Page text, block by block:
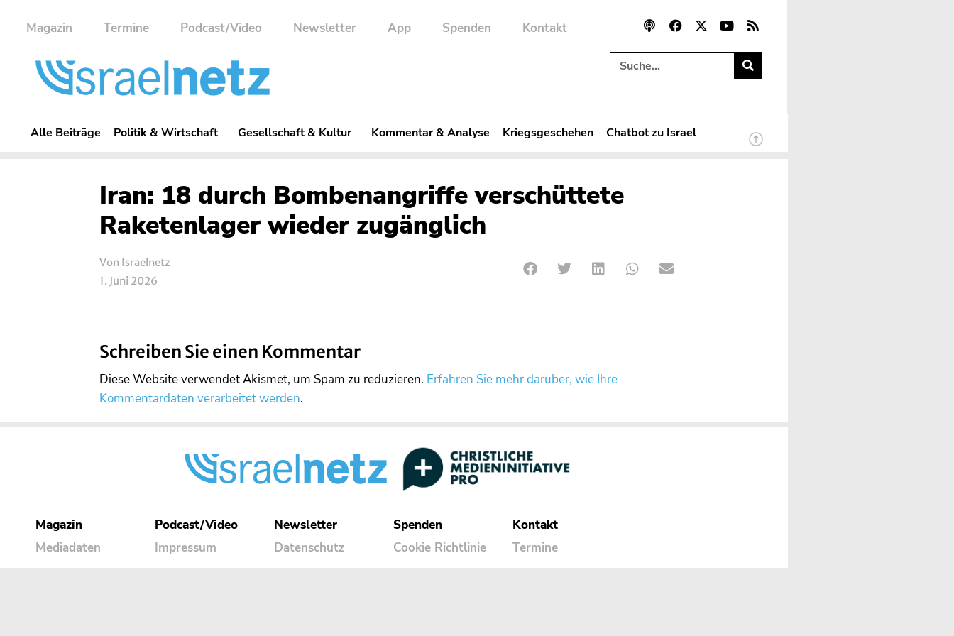
Magazin Termine Podcast/Video Newsletter App Spenden Kontakt
Alle Beiträge Politik & Wirtschaft Gesellschaft & Kultur Kommentar & Analyse Kriegsgeschehen Chatbot zu Israel
Iran: 18 durch Bombenangriffe verschüttete
Raketenlager wieder zugänglich
Von Israelnetz
1. Juni 2026
Schreiben Sie einen Kommentar
Diese Website verwendet Akismet, um Spam zu reduzieren. Erfahren Sie mehr darüber, wie Ihre
Kommentardaten verarbeitet werden.
Magazin
Mediadaten
Podcast/Video
Impressum
Newsletter
Datenschutz
Spenden
Cookie Richtlinie
Kontakt
Termine